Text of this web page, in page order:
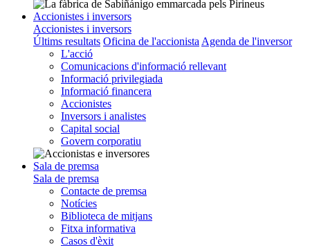
Accionistes i inversors
Accionistes i inversors
Últims resultats Oficina de l'accionista Agenda de l'inversor
L'acció
Comunicacions d'informació rellevant
Informació privilegiada
Informació financera
Accionistes
Inversors i analistes
Capital social
Govern corporatiu
Sala de premsa
Sala de premsa
Contacte de premsa
Notícies
Biblioteca de mitjans
Fitxa informativa
Casos d'èxit